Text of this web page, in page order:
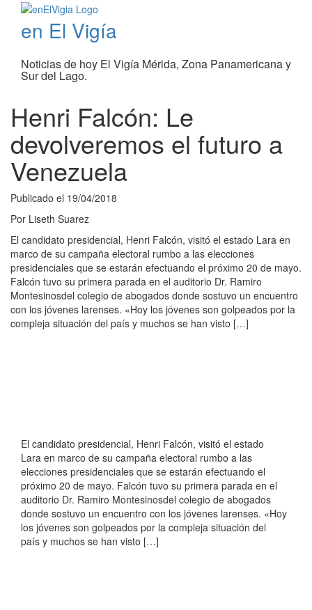
en El Vigía
Noticias de hoy El Vigía Mérida, Zona Panamericana y
Sur del Lago.
Henri Falcón: Le
devolveremos el futuro a
Venezuela
Publicado el 19/04/2018
Por Liseth Suarez
El candidato presidencial, Henri Falcón, visitó el estado Lara en
marco de su campaña electoral rumbo a las elecciones
presidenciales que se estarán efectuando el próximo 20 de mayo.
Falcón tuvo su primera parada en el auditorio Dr. Ramiro
Montesinosdel colegio de abogados donde sostuvo un encuentro
con los jóvenes larenses. «Hoy los jóvenes son golpeados por la
compleja situación del país y muchos se han visto […]
El candidato presidencial, Henri Falcón, visitó el estado
Lara en marco de su campaña electoral rumbo a las
elecciones presidenciales que se estarán efectuando el
próximo 20 de mayo. Falcón tuvo su primera parada en el
auditorio Dr. Ramiro Montesinosdel colegio de abogados
donde sostuvo un encuentro con los jóvenes larenses. «Hoy
los jóvenes son golpeados por la compleja situación del
país y muchos se han visto […]